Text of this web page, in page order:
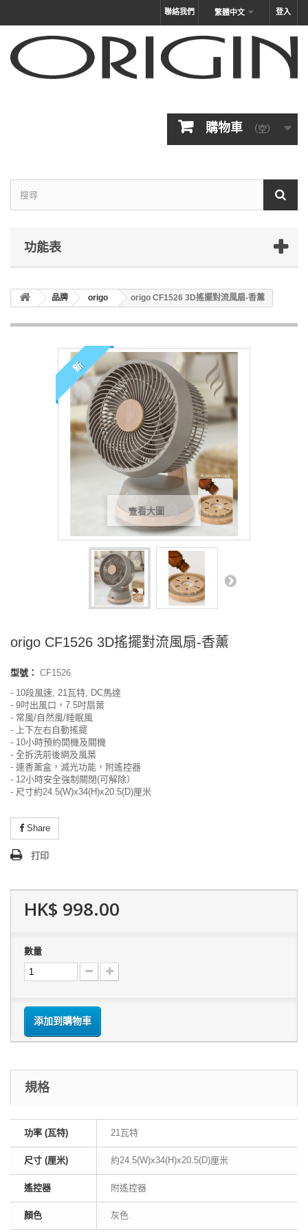
登入
繁體中文
聯絡我們
購物車 （空）
功能表
品牌 origo origo CF1526 3D搖擺對流風扇-香薰
新
查看大圖
origo CF1526 3D搖擺對流風扇-香薰
型號： CF1526
- 10段風速, 21瓦特, DC馬達
- 9吋出風口，7.5吋扇葉
- 常風/自然風/睡眠風
- 上下左右自動搖擺
- 10小時預約開機及關機
- 全拆洗前後網及風葉
- 連香薰盒，滅光功能，附遙控器
- 12小時安全強制關閉(可解除）
- 尺寸約24.5(W)x34(H)x20.5(D)厘米
Share
打印
HK$ 998.00
數量
添加到購物車
規格
功率 (瓦特) 21瓦特
尺寸 (厘米) 約24.5(W)x34(H)x20.5(D)厘米
遙控器 附遙控器
顏色 灰色